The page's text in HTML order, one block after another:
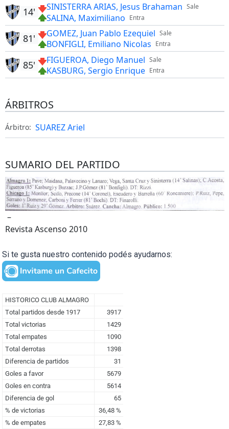
Sale
SINISTERRA ARIAS, Jesus Brahaman
Entra
SALINA, Maximiliano
14'
Sale
GOMEZ, Juan Pablo Ezequiel
Entra
BONFIGLI, Emiliano Nicolas
81'
Sale
FIGUEROA, Diego Manuel
Entra
KASBURG, Sergio Enrique
85'
ÁRBITROS
Árbitro: SUAREZ Ariel
SUMARIO DEL PARTIDO
–
Revista Ascenso 2010
Si te gusta nuestro contenido podés ayudarnos: